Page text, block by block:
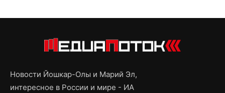
Новости Йошкар-Олы и Марий Эл,
интересное в России и мире - ИА